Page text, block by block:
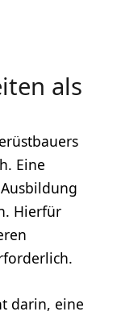
als
Eine
Hierfür
darin, eine